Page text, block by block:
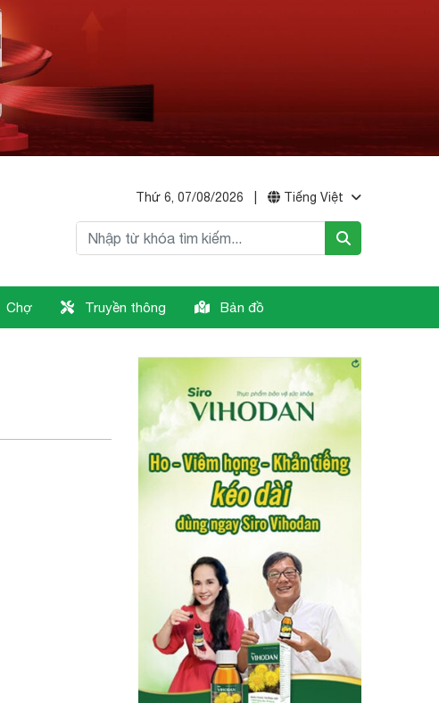
Thứ 6, 07/08/2026 Tiếng Việt
Chợ Truyền thông Bản đồ